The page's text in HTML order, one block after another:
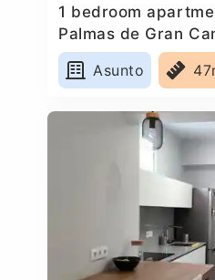
1 bedroom
Palmas de Gran
Asunto